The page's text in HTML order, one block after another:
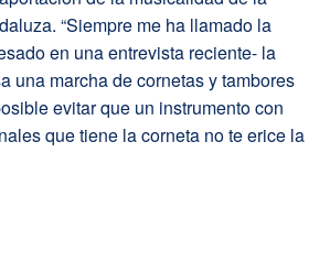
“Siempre me ha llamado la
en una entrevista reciente- la
una marcha de cornetas y tambores
evitar que un instrumento con
que tiene la corneta no te erice la